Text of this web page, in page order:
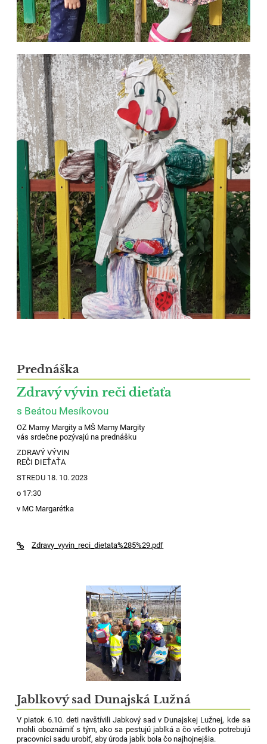
Prednáška
Zdravý vývin reči dieťaťa
s Beátou Mesíkovou
OZ Mamy Margity a MŠ Mamy Margity
vás srdečne pozývajú na prednášku
ZDRAVÝ VÝVIN
REČI DIEŤAŤA
STREDU 18. 10. 2023
o 17:30
v MC Margarétka
Zdravy_vyvin_reci_dietata%285%29.pdf
Jablkový sad Dunajská Lužná
V piatok 6.10. deti navštívili Jabkový sad v Dunajskej Lužnej, kde sa
mohli oboznámiť s tým, ako sa pestujú jablká a čo všetko potrebujú
pracovníci sadu urobiť, aby úroda jabĺk bola čo najhojnejšia.